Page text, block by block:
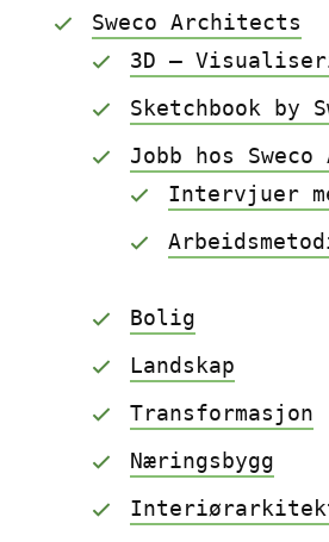
Sweco Architects
3D –
Sketchbook by
Jobb hos
Intervjuer
Bolig
Landskap
Transformasjon
Næringsbygg